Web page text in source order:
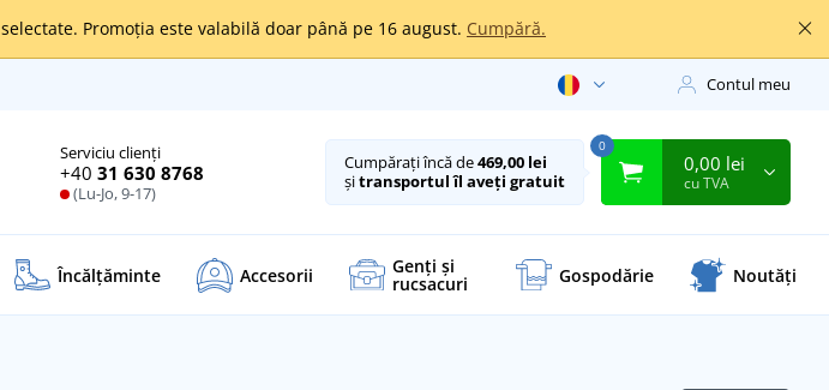
selectate. Promoția este valabilă doar până pe 16 august. Cumpără.
Contul meu
Serviciu clienți
+40 31 630 8768
(Lu-Jo, 9-17)
Cumpărați încă de469,00 lei
șitransportul îl aveți gratuit
0
0,00 lei
cu TVA
Încălţăminte Accesorii Genți și
rucsacuri Gospodărie Noutăți